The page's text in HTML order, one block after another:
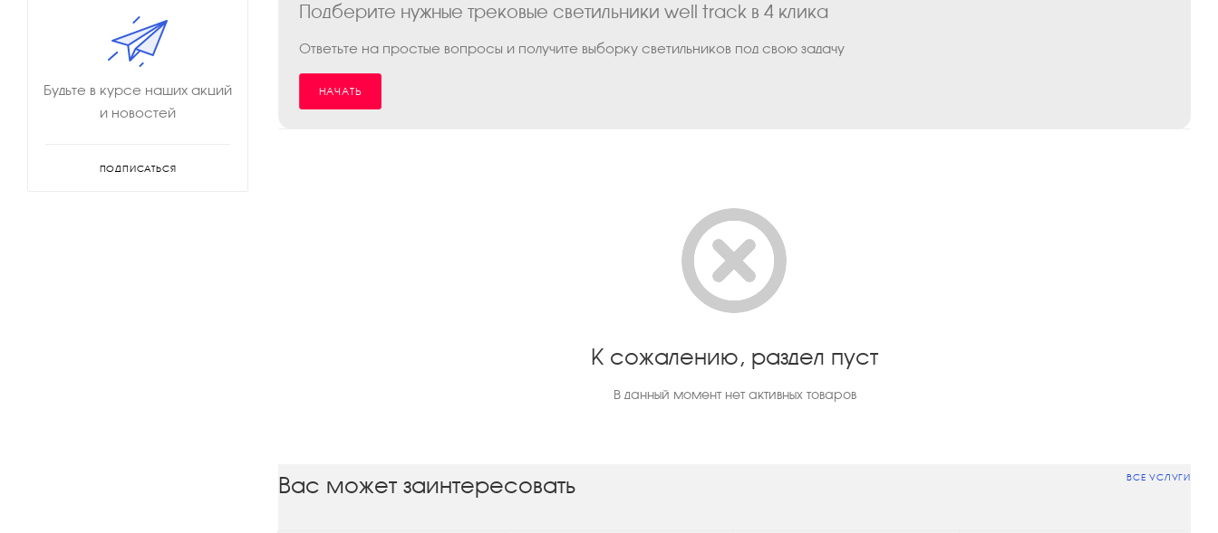
Подберите нужные трековые светильники well track в 4 клика
Ответьте на простые вопросы и получите выборку светильников под свою задачу
НАЧАТЬ
К сожалению, раздел пуст
В данный момент нет активных товаров
Вас может заинтересовать ВСЕ УСЛУГИ
Будьте в курсе наших акций
и новостей
ПОДПИСАТЬСЯ